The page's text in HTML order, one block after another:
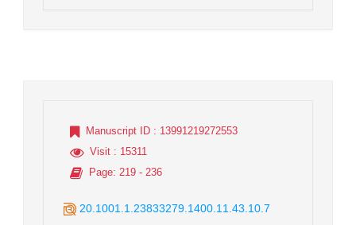
Manuscript ID : 13991219272553
Visit : 15311
Page: 219 - 236
20.1001.1.23833279.1400.11.43.10.7